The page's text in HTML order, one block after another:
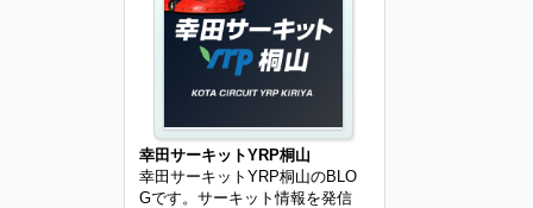
幸田サーキットYRP桐山
幸田サーキットYRP桐山のBLO
Gです。サーキット情報を発信